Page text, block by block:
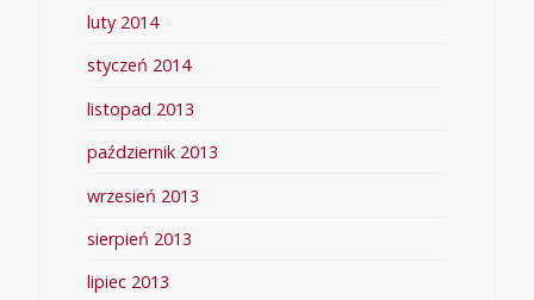
luty 2014
styczeń 2014
listopad 2013
październik 2013
wrzesień 2013
sierpień 2013
lipiec 2013